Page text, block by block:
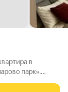
в
парк».